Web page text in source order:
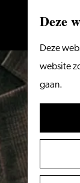
Deze
Deze
website
gaan.